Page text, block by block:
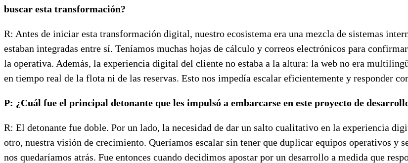
buscar esta transformación?
R: Antes de iniciar esta transformación digital, nuestro ecosistema era una mezcla de sistemas
estaban integradas entre sí. Teníamos muchas hojas de cálculo y correos electrónicos para
la operativa. Además, la experiencia digital del cliente no estaba a la altura: la web no era
en tiempo real de la flota ni de las reservas. Esto nos impedía escalar eficientemente y responder
P: ¿Cuál fue el principal detonante que les impulsó a embarcarse en este proyecto de
R: El detonante fue doble. Por un lado, la necesidad de dar un salto cualitativo en la experiencia
otro, nuestra visión de crecimiento. Queríamos escalar sin tener que duplicar equipos operativos y
nos quedaríamos atrás. Fue entonces cuando decidimos apostar por un desarrollo a medida que